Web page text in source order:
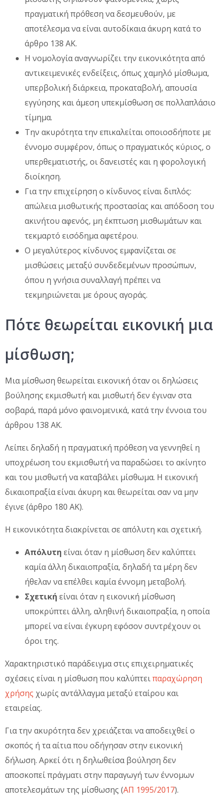
πραγματική πρόθεση να δεσμευθούν, με
αποτέλεσμα να είναι αυτοδίκαια άκυρη κατά το
άρθρο 138 ΑΚ.
Η νομολογία αναγνωρίζει την εικονικότητα από
αντικειμενικές ενδείξεις, όπως χαμηλό μίσθωμα,
υπερβολική διάρκεια, προκαταβολή, απουσία
εγγύησης και άμεση υπεκμίσθωση σε πολλαπλάσιο
τίμημα.
Την ακυρότητα την επικαλείται οποιοσδήποτε με
έννομο συμφέρον, όπως ο πραγματικός κύριος, ο
υπερθεματιστής, οι δανειστές και η φορολογική
διοίκηση.
Για την επιχείρηση ο κίνδυνος είναι διπλός:
απώλεια μισθωτικής προστασίας και απόδοση του
ακινήτου αφενός, μη έκπτωση μισθωμάτων και
τεκμαρτό εισόδημα αφετέρου.
Ο μεγαλύτερος κίνδυνος εμφανίζεται σε
μισθώσεις μεταξύ συνδεδεμένων προσώπων,
όπου η γνήσια συναλλαγή πρέπει να
τεκμηριώνεται με όρους αγοράς.
Πότε θεωρείται εικονική μια
μίσθωση;
Μια μίσθωση θεωρείται εικονική όταν οι δηλώσεις
βούλησης εκμισθωτή και μισθωτή δεν έγιναν στα
σοβαρά, παρά μόνο φαινομενικά, κατά την έννοια του
άρθρου 138 ΑΚ.
Λείπει δηλαδή η πραγματική πρόθεση να γεννηθεί η
υποχρέωση του εκμισθωτή να παραδώσει το ακίνητο
και του μισθωτή να καταβάλει μίσθωμα. Η εικονική
δικαιοπραξία είναι άκυρη και θεωρείται σαν να μην
έγινε (άρθρο 180 ΑΚ).
Η εικονικότητα διακρίνεται σε απόλυτη και σχετική.
Απόλυτη είναι όταν η μίσθωση δεν καλύπτει
καμία άλλη δικαιοπραξία, δηλαδή τα μέρη δεν
ήθελαν να επέλθει καμία έννομη μεταβολή.
Σχετική είναι όταν η εικονική μίσθωση
υποκρύπτει άλλη, αληθινή δικαιοπραξία, η οποία
μπορεί να είναι έγκυρη εφόσον συντρέχουν οι
όροι της.
Χαρακτηριστικό παράδειγμα στις επιχειρηματικές
σχέσεις είναι η μίσθωση που καλύπτειπαραχώρηση
χρήσης χωρίς αντάλλαγμα μεταξύ εταίρου και
εταιρείας.
Για την ακυρότητα δεν χρειάζεται να αποδειχθεί ο
σκοπός ή τα αίτια που οδήγησαν στην εικονική
δήλωση. Αρκεί ότι η δηλωθείσα βούληση δεν
αποσκοπεί πράγματι στην παραγωγή των έννομων
αποτελεσμάτων της μίσθωσης (ΑΠ 1995/2017).